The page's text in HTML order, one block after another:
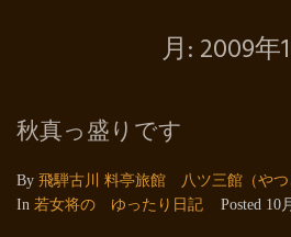
月: 2009年
秋真っ盛りです
By 飛騨古川 料亭旅館 八ツ三館（やつ
In 若女将の ゆったり日記 Posted 10